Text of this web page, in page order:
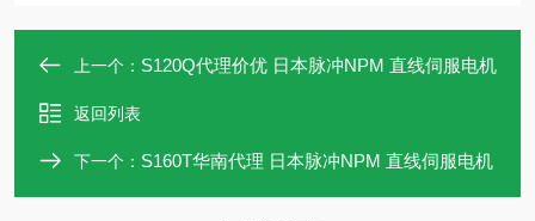
上一个： S120Q代理价优 日本脉冲NPM 直线伺服电机
返回列表
下一个： S160T华南代理 日本脉冲NPM 直线伺服电机